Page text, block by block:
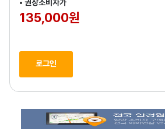
• 권장소비자가
135,000원
로그인